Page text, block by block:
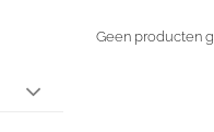
Geen producten